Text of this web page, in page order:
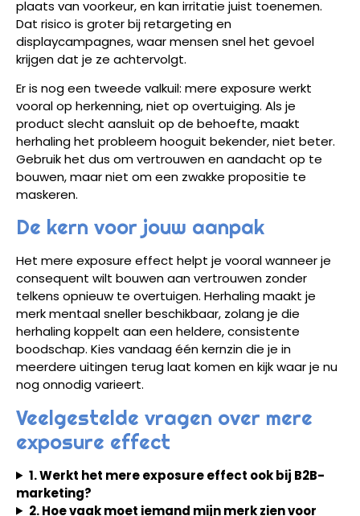
plaats van voorkeur, en kan irritatie juist toenemen.
Dat risico is groter bij retargeting en
displaycampagnes, waar mensen snel het gevoel
krijgen dat je ze achtervolgt.
Er is nog een tweede valkuil: mere exposure werkt
vooral op herkenning, niet op overtuiging. Als je
product slecht aansluit op de behoefte, maakt
herhaling het probleem hooguit bekender, niet beter.
Gebruik het dus om vertrouwen en aandacht op te
bouwen, maar niet om een zwakke propositie te
maskeren.
De kern voor jouw aanpak
Het mere exposure effect helpt je vooral wanneer je
consequent wilt bouwen aan vertrouwen zonder
telkens opnieuw te overtuigen. Herhaling maakt je
merk mentaal sneller beschikbaar, zolang je die
herhaling koppelt aan een heldere, consistente
boodschap. Kies vandaag één kernzin die je in
meerdere uitingen terug laat komen en kijk waar je nu
nog onnodig varieert.
Veelgestelde vragen over mere
exposure effect
1. Werkt het mere exposure effect ook bij B2B-
marketing?
2. Hoe vaak moet iemand mijn merk zien voor